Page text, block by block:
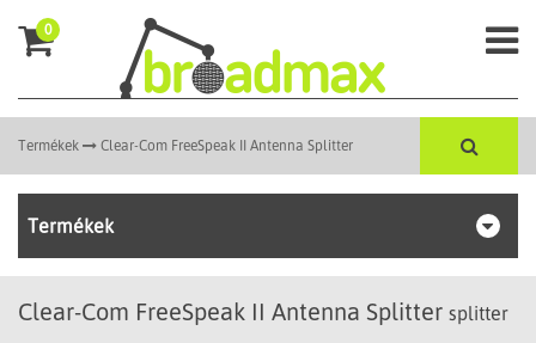
0
Termékek Clear-Com FreeSpeak II Antenna Splitter
Termékek
Clear-Com FreeSpeak II Antenna Splitter splitter